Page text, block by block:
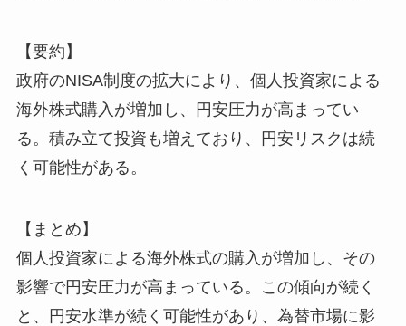
【要約】
政府のNISA制度の拡大により、個人投資家による
海外株式購入が増加し、円安圧力が高まってい
る。積み立て投資も増えており、円安リスクは続
く可能性がある。
【まとめ】
個人投資家による海外株式の購入が増加し、その
影響で円安圧力が高まっている。この傾向が続く
と、円安水準が続く可能性があり、為替市場に影